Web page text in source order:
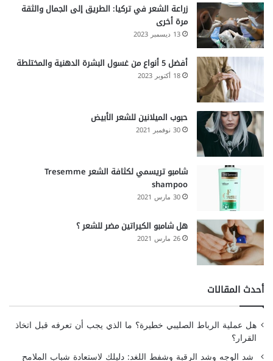
زراعة الشعر في تركيا: الطريق إلى الجمال والثقة
مرة أخرى
13 ديسمبر 2023
أفضل 5 أنواع من غسول البشرة الدهنية والمختلطة
18 أكتوبر 2023
حبوب الميلانين للشعر الأبيض
30 نوفمبر 2021
شامبو تريسمي لكثافة الشعر Tresemme
shampoo
30 مارس 2021
هل شامبو الكيراتين مضر للشعر ؟
26 مارس 2021
أحدث المقالات
هل عملية الرباط الصليبي خطيرة؟ ما الذي يجب أن تعرفه قبل اتخاذ
القرار؟
شد الوجه وشد الرقبة وشفط اللغد: دليلك لاستعادة شباب الملامح